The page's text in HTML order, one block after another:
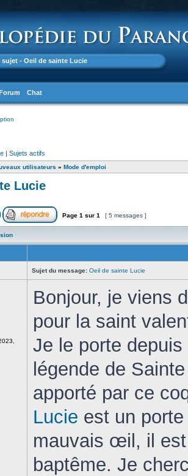
- Oeil de sainte Lucie
Chat
| Sujets actifs
utilisateurs » Mode d'emploi
Lucie
Page 1 sur 1 [ 5 messages ]
Sujet du message: Oeil de sainte Lucie
Bonjour, je viens
pour la saint
Je le porte
légende de
apporté par ce
Lucie est un
mauvais œil, il
baptême. Je